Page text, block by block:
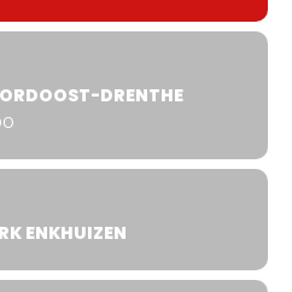
DRENTHE
ENKHUIZEN